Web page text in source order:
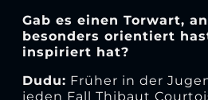
Gab es einen Torwart,
besonders orientiert
inspiriert hat?
Dudu: Früher in der
jeden Fall Thibaut